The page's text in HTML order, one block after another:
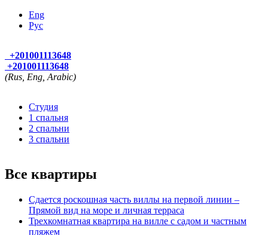
Eng
Руc
+201001113648
+201001113648
(Rus, Eng, Arabic)
Студия
1 спальня
2 спальни
3 спальни
Все квартиры
Сдается роскошная часть виллы на первой линии –
Прямой вид на море и личная терраса
Трехкомнатная квартира на вилле с садом и частным
пляжем